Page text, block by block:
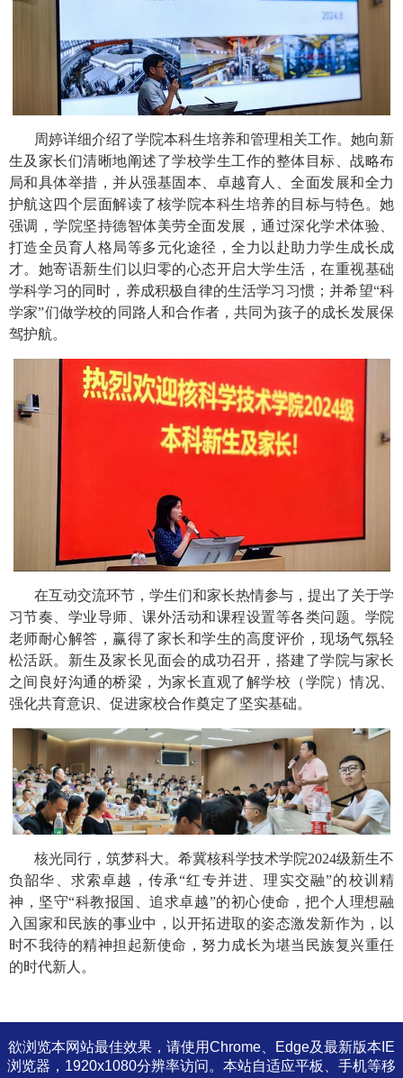
周婷详细介绍了学院本科生培养和管理相关工作。她向新
生及家长们清晰地阐述了学校学生工作的整体目标、战略布
局和具体举措，并从强基固本、卓越育人、全面发展和全力
护航这四个层面解读了核学院本科生培养的目标与特色。她
强调，学院坚持德智体美劳全面发展，通过深化学术体验、
打造全员育人格局等多元化途径，全力以赴助力学生成长成
才。她寄语新生们以归零的心态开启大学生活，在重视基础
学科学习的同时，养成积极自律的生活学习习惯；并希望“科
学家”们做学校的同路人和合作者，共同为孩子的成长发展保
驾护航。
在互动交流环节，学生们和家长热情参与，提出了关于学
习节奏、学业导师、课外活动和课程设置等各类问题。学院
老师耐心解答，赢得了家长和学生的高度评价，现场气氛轻
松活跃。新生及家长见面会的成功召开，搭建了学院与家长
之间良好沟通的桥梁，为家长直观了解学校（学院）情况、
强化共育意识、促进家校合作奠定了坚实基础。
核光同行，筑梦科大。希冀核科学技术学院2024级新生不
负韶华、求索卓越，传承“红专并进、理实交融”的校训精
神，坚守“科教报国、追求卓越”的初心使命，把个人理想融
入国家和民族的事业中，以开拓进取的姿态激发新作为，以
时不我待的精神担起新使命，努力成长为堪当民族复兴重任
的时代新人。
欲浏览本网站最佳效果，请使用Chrome、Edge及最新版本IE
浏览器，1920x1080分辨率访问。本站自适应平板、手机等移